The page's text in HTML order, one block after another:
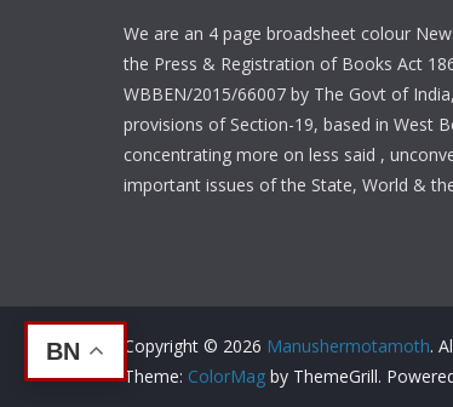
We are an 4 page broadsheet colour
the Press & Registration of Books Act
WBBEN/2015/66007 by The Govt of
provisions of Section-19, based in West
concentrating more on less said ,
important issues of the State, World &
Copyright © 2026 Manushermotamoth.
Theme: ColorMag by ThemeGrill.
BN